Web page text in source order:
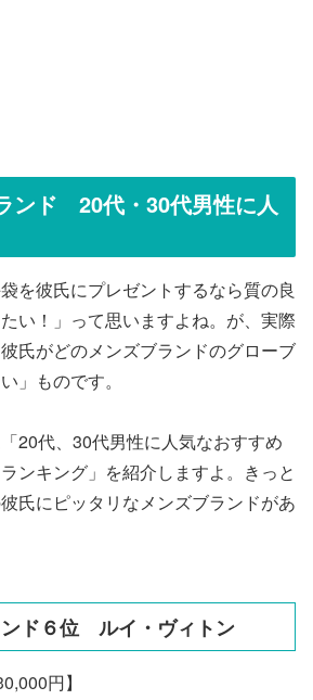
ンド 20代・30代男性に人
を彼氏にプレゼントするなら質の良
い！」って思いますよね。が、実際
氏がどのメンズブランドのグローブ
」ものです。
20代、30代男性に人気なおすすめ
ンキング」を紹介しますよ。きっと
氏にピッタリなメンズブランドがあ
ド６位 ルイ・ヴィトン
円】